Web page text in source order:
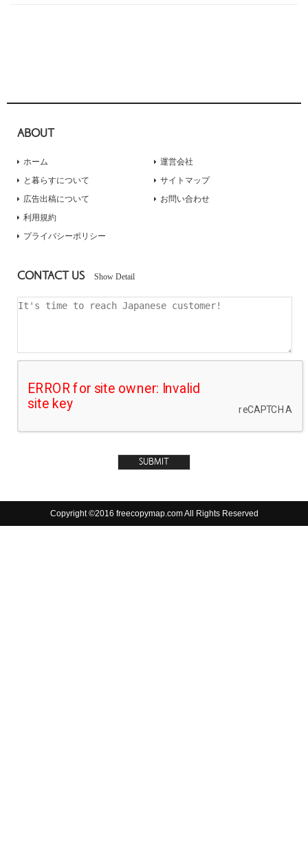
ABOUT
ホーム
と暮らすについて
広告出稿について
運営会社
サイトマップ
お問い合わせ
利用規約
プライバシーポリシー
CONTACT US Show Detail
Copyright ©2016 freecopymap.com All Rights Reserved